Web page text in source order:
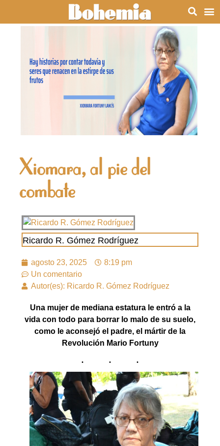
Xiomara, al pie del
combate
Ricardo R. Gómez Rodríguez
agosto 23, 2025
8:19 pm
Un comentario
Autor(es): Ricardo R. Gómez Rodríguez
Una mujer de mediana estatura le entró a la
vida con todo para borrar lo malo de su suelo,
como le aconsejó el padre, el mártir de la
Revolución Mario Fortuny